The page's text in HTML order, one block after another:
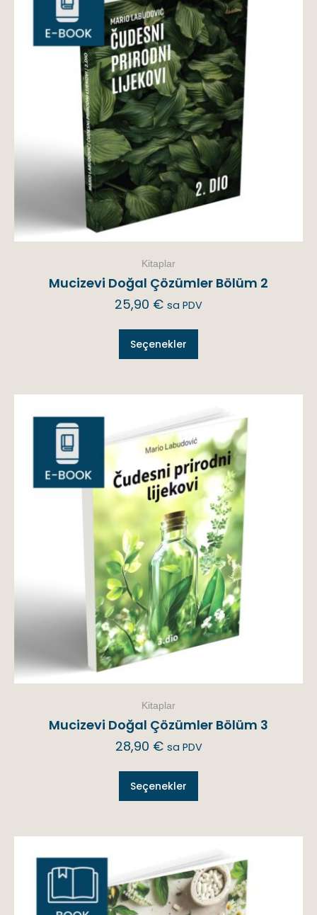
Kitaplar
Mucizevi Doğal Çözümler Bölüm 2
25,90 € sa PDV
Seçenekler
Kitaplar
Mucizevi Doğal Çözümler Bölüm 3
28,90 € sa PDV
Seçenekler